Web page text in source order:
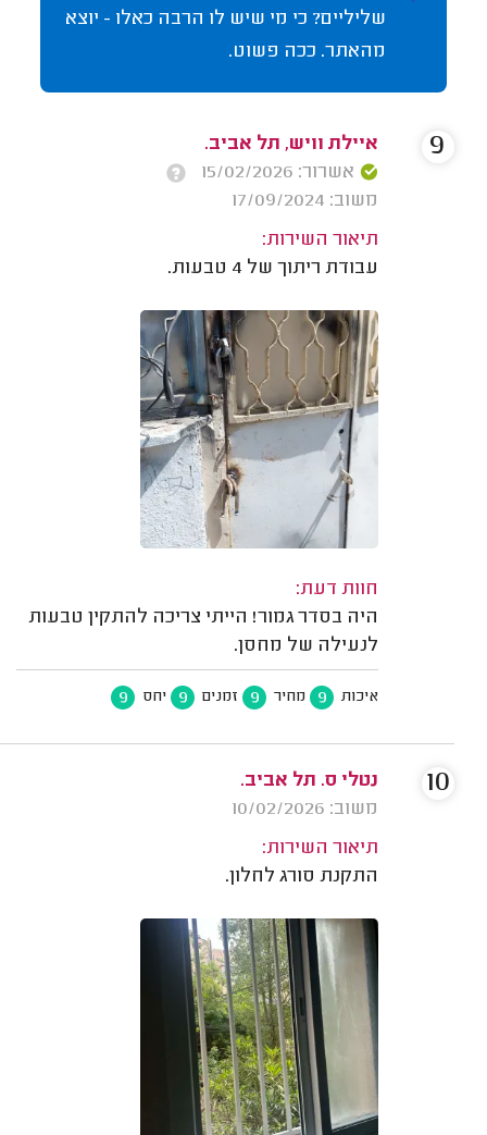
שליליים? כי מי שיש לו הרבה כאלו - יוצא
מהאתר. ככה פשוט.
איילת וויש, תל אביב.
אשרור: 15/02/2026
משוב: 17/09/2024
תיאור השירות:
עבודת ריתוך של 4 טבעות.
חוות דעת:
היה בסדר גמור! הייתי צריכה להתקין טבעות
לנעילה של מחסן.
איכות 9 מחיר 9 זמנים 9 יחס 9
9
נטלי ס. תל אביב.
משוב: 10/02/2026
תיאור השירות:
התקנת סורג לחלון.
10